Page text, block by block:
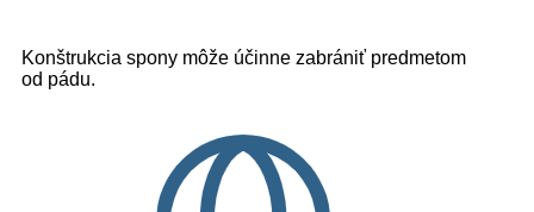
Konštrukcia spony môže účinne zabrániť predmetom
od pádu.